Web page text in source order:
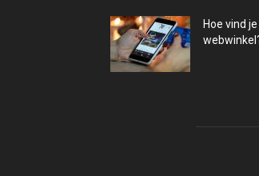
Hoe vind